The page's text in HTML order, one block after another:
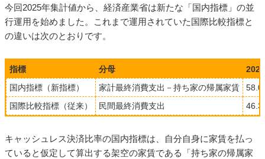
今回2025年集計値から、経済産業省は新たな「国内指標」の並
行運用を始めました。これまで運用されていた国際比較指標と
の違いは次のとおりです。
指標 分母
国内指標（新指標）
家計最終消費支出－持ち家の帰属家賃
58.0
国際比較指標（従来）
民間最終消費支出 46.3
キャッシュレス決済比率の国内指標は、自分自身に家賃を払っ
ていると仮定して算出する架空の家賃である「持ち家の帰属家